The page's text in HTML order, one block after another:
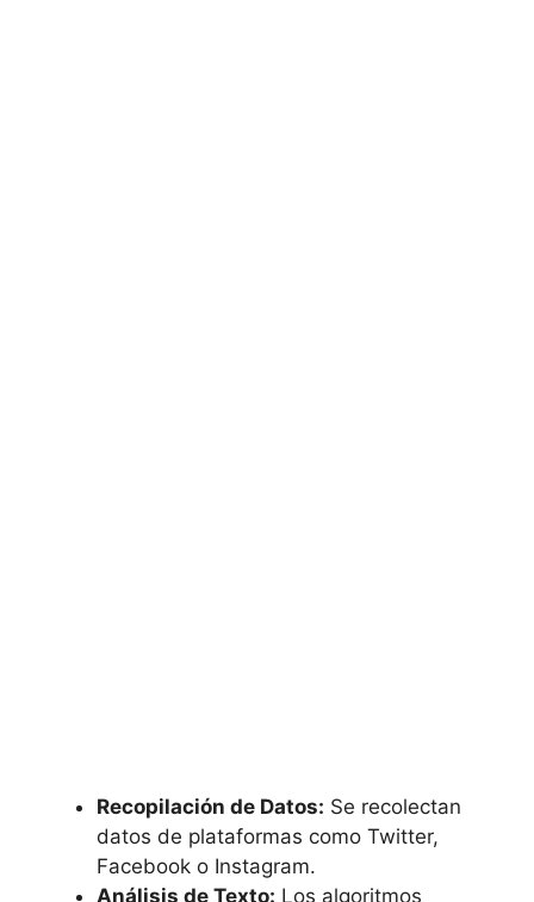
Recopilación de Datos: Se recolectan
datos de plataformas como Twitter,
Facebook o Instagram.
Análisis de Texto: Los algoritmos